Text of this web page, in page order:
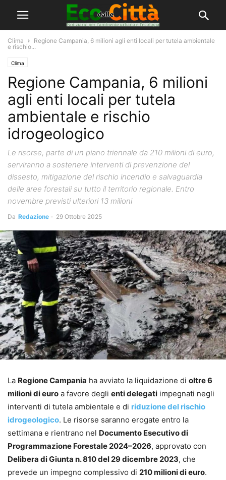
Clima
Regione Campania, 6 milioni agli enti locali per tutela ambientale
e rischio...
Clima
Regione Campania, 6 milioni
agli enti locali per tutela
ambientale e rischio
idrogeologico
Le risorse, parte di un piano triennale da 210 milioni di euro,
serviranno a sostenere interventi di prevenzione del
dissesto, mitigazione del rischio incendio e salvaguardia
delle aree forestali su tutto il territorio regionale. Entro
novembre previsti ulteriori 13 milioni
Da Redazione - 29 Ottobre 2025
La Regione Campania ha avviato la liquidazione di oltre 6
milioni di euro a favore degli enti delegati impegnati negli
interventi di tutela ambientale e di riduzione del rischio
idrogeologico. Le risorse saranno erogate entro la
settimana e rientrano nel Documento Esecutivo di
Programmazione Forestale 2024–2026, approvato con
Delibera di Giunta n. 810 del 29 dicembre 2023, che
prevede un impegno complessivo di 210 milioni di euro.